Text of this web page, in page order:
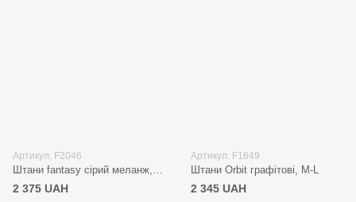
Артикул: F2046
Штани fantasy сірий меланж, one size
2 375 UAH
Артикул: F1649
Штани Orbit графітові, M-L
2 345 UAH